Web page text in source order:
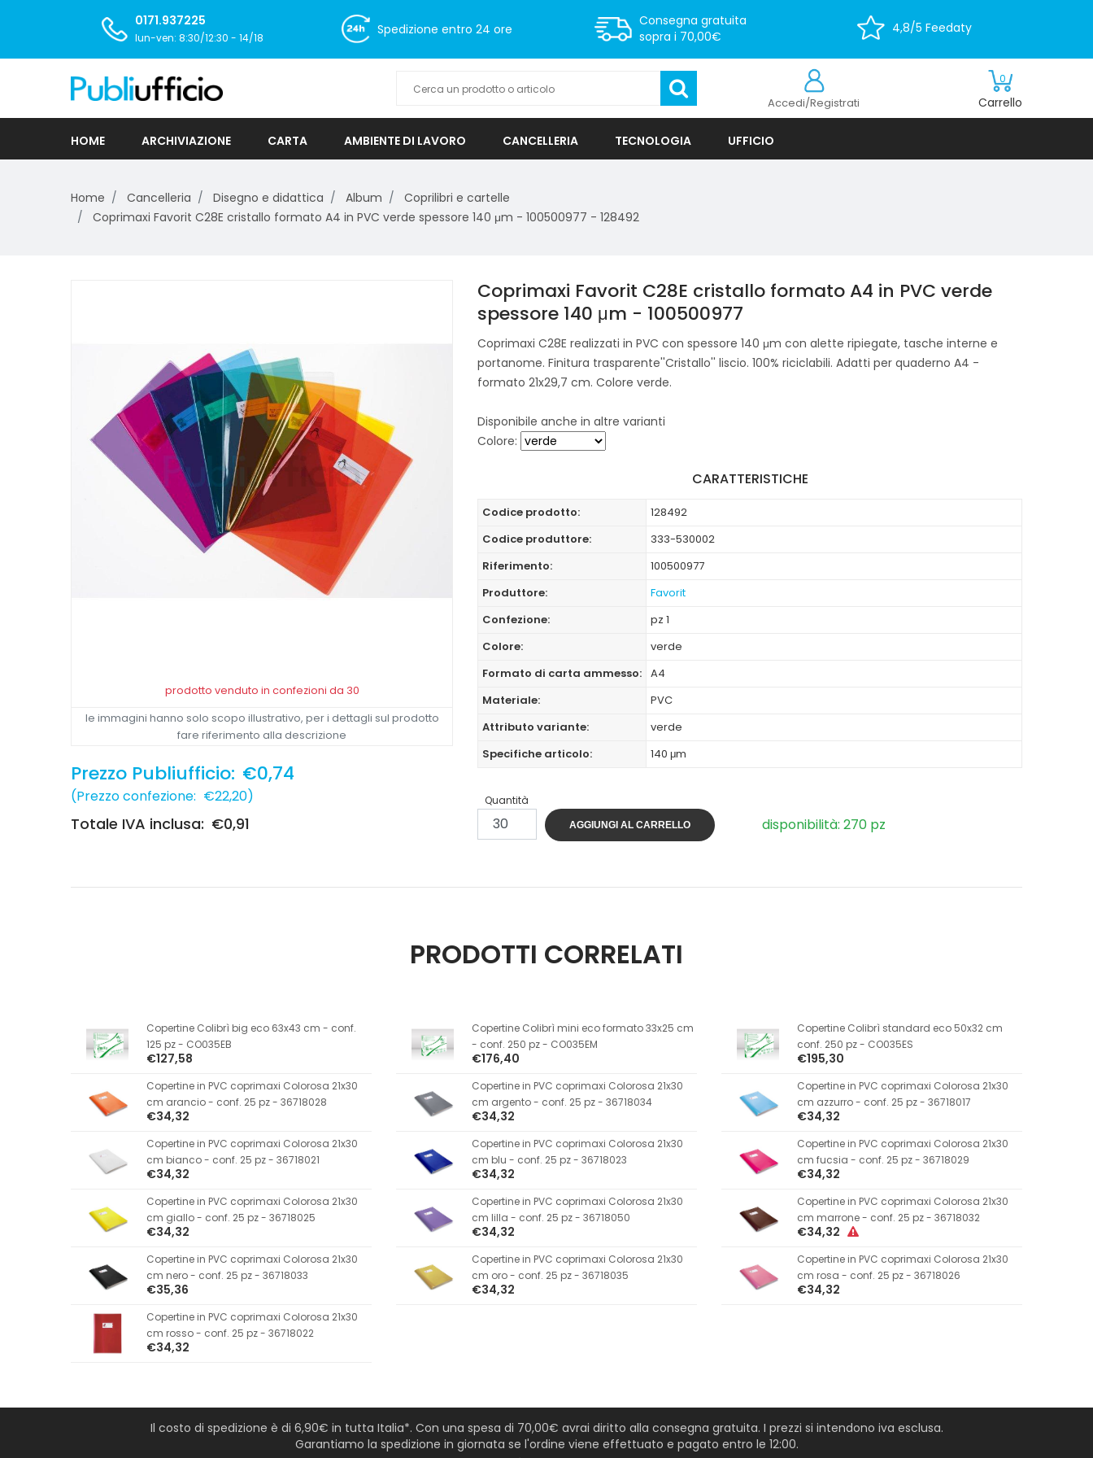
0171.937225
lun-ven: 8:30/12:30 - 14/18
Spedizione entro 24 ore
Consegna gratuita
sopra i 70,00€
4,8/5 Feedaty
Accedi/Registrati
0
Carrello
HOME ARCHIVIAZIONE CARTA AMBIENTE DI LAVORO CANCELLERIA TECNOLOGIA UFFICIO
Home Cancelleria Disegno e didattica Album
Coprilibri e cartelle
Coprimaxi Favorit C28E cristallo formato A4 in PVC verde spessore 140 μm - 100500977 - 128492
prodotto venduto in confezioni da 30
le immagini hanno solo scopo illustrativo, per i dettagli sul prodotto
fare riferimento alla descrizione
Prezzo Publiufficio: €0,74
(Prezzo confezione: €22,20)
Totale IVA inclusa: €0,91
Coprimaxi Favorit C28E cristallo formato A4 in PVC verde
spessore 140 μm - 100500977
Coprimaxi C28E realizzati in PVC con spessore 140 μm con alette ripiegate, tasche interne e
portanome. Finitura trasparente''Cristallo'' liscio. 100% riciclabili. Adatti per quaderno A4 -
formato 21x29,7 cm. Colore verde.
Disponibile anche in altre varianti
Colore:
CARATTERISTICHE
Codice prodotto:
128492
Codice produttore:
333-530002
Riferimento:
100500977
Produttore:
Favorit
Confezione:
pz 1
Colore:
verde
Formato di carta ammesso: A4
Materiale:
PVC
Attributo variante:
verde
Specifiche articolo:
140 μm
Quantità
AGGIUNGI AL CARRELLO disponibilità: 270 pz
PRODOTTI CORRELATI
Copertine Colibrì big eco 63x43 cm - conf.
125 pz - CO035EB
€127,58
Copertine Colibrì mini eco formato 33x25 cm
- conf. 250 pz - CO035EM
€176,40
Copertine Colibrì standard eco 50x32 cm
conf. 250 pz - CO035ES
€195,30
Copertine in PVC coprimaxi Colorosa 21x30
cm arancio - conf. 25 pz - 36718028
€34,32
Copertine in PVC coprimaxi Colorosa 21x30
cm argento - conf. 25 pz - 36718034
€34,32
Copertine in PVC coprimaxi Colorosa 21x30
cm azzurro - conf. 25 pz - 36718017
€34,32
Copertine in PVC coprimaxi Colorosa 21x30
cm bianco - conf. 25 pz - 36718021
€34,32
Copertine in PVC coprimaxi Colorosa 21x30
cm blu - conf. 25 pz - 36718023
€34,32
Copertine in PVC coprimaxi Colorosa 21x30
cm fucsia - conf. 25 pz - 36718029
€34,32
Copertine in PVC coprimaxi Colorosa 21x30
cm giallo - conf. 25 pz - 36718025
€34,32
Copertine in PVC coprimaxi Colorosa 21x30
cm lilla - conf. 25 pz - 36718050
€34,32
Copertine in PVC coprimaxi Colorosa 21x30
cm marrone - conf. 25 pz - 36718032
€34,32
Copertine in PVC coprimaxi Colorosa 21x30
cm nero - conf. 25 pz - 36718033
€35,36
Copertine in PVC coprimaxi Colorosa 21x30
cm oro - conf. 25 pz - 36718035
€34,32
Copertine in PVC coprimaxi Colorosa 21x30
cm rosa - conf. 25 pz - 36718026
€34,32
Copertine in PVC coprimaxi Colorosa 21x30
cm rosso - conf. 25 pz - 36718022
€34,32
Il costo di spedizione è di 6,90€ in tutta Italia*. Con una spesa di 70,00€ avrai diritto alla consegna gratuita. I prezzi si intendono iva esclusa.
Garantiamo la spedizione in giornata se l'ordine viene effettuato e pagato entro le 12:00.